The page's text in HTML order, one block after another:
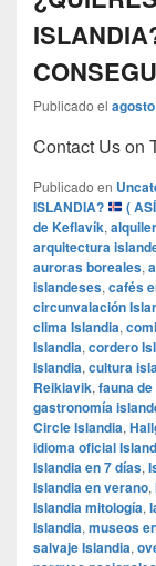
Publicado el
Contact Us on
Publicado en
ISLANDIA?
(
de Keflavík,
arquitectura
auroras boreales,
islandeses, cafés
circunvalación
clima Islandia,
Islandia, cordero
Islandia, cultura
Reikiavik, fauna
gastronomía
Circle Islandia,
idioma oficial
Islandia en 7 días,
Islandia en verano,
Islandia mitología,
Islandia, museos
salvaje Islandia,